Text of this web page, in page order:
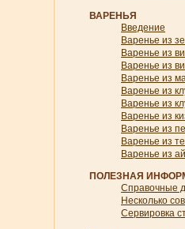
ВАРЕНЬЯ
Введение
Варенье из
Варенье из
Варенье из
Варенье из
Варенье из
Варенье из
Варенье из
Варенье из
Варенье из
Варенье из
ПОЛЕЗНАЯ
Справочные
Несколько
Сервировка